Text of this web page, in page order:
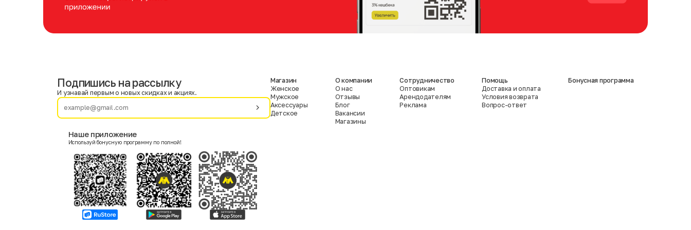
Фамилия
Женский
Согласие на получение чеков по электронной почте
Подпишись на рассылку
И узнавай первым о новых скидках и акциях.
Наше приложение
Используй бонусную программу по полной!
Магазин
Женское
Мужское
Аксессуары
Детское
О компании
О нас
Отзывы
Блог
Вакансии
Магазины
Сотрудничество
Оптовикам
Арендодателям
Реклама
Помощь
Доставка и оплата
Условия возврата
Вопрос-ответ
Бонусная программа